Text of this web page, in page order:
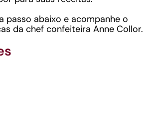
passo abaixo e acompanhe o
da chef confeiteira Anne Collor.